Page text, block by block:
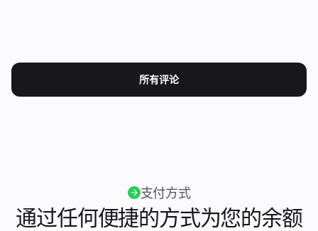
所有评论
支付方式
通过任何便捷的方式为您的余额